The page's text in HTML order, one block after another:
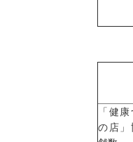
「健
の店」